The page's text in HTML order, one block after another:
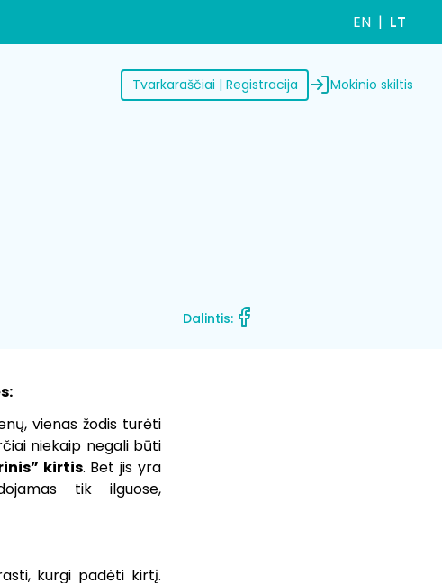
Tvarkaraščiai | Registracija Mokinio skiltis
EN LT
Dalintis:
vienas žodis turėti
niekaip negali būti
kirtis. Bet jis yra
tik ilguose,
kurgi padėti kirtį.